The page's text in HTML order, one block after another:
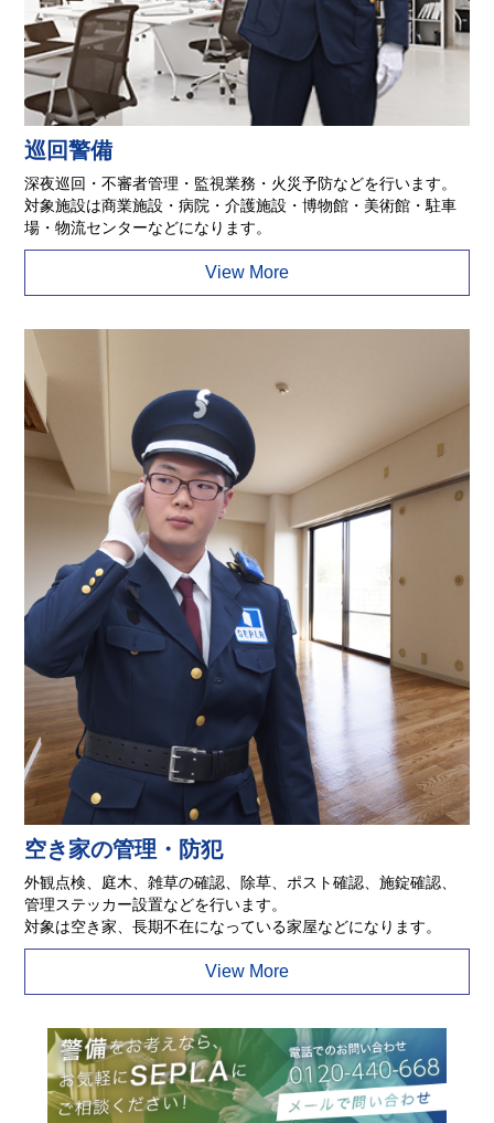
巡回警備
深夜巡回・不審者管理・監視業務・火災予防などを行います。
対象施設は商業施設・病院・介護施設・博物館・美術館・駐車
場・物流センターなどになります。
View More
空き家の管理・防犯
外観点検、庭木、雑草の確認、除草、ポスト確認、施錠確認、
管理ステッカー設置などを行います。
対象は空き家、長期不在になっている家屋などになります。
View More